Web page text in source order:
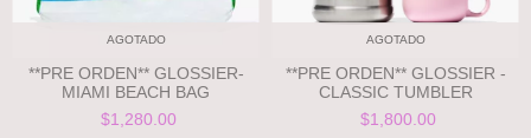
AGOTADO
**PRE ORDEN** GLOSSIER-
MIAMI BEACH BAG
$1,280.00
AGOTADO
**PRE ORDEN** GLOSSIER -
CLASSIC TUMBLER
$1,800.00